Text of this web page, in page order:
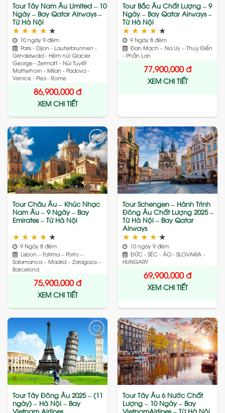
Tour Tây Nam Âu Limited – 10
Ngày – Bay Qatar Airways –
Từ Hà Nội
★ ★ ★ ★ ★
10 ngày 9 đêm
Paris - Dijon - Lauterbrunnen -
Grindelwald - Hẻm núi Glacier
George - Zermatt - Núi Tuyết
Matterhorn - Milan - Padova -
Venice - Pisa - Rome
86,900,000đ
XEM CHI TIẾT
Tour Bắc Âu Chất Lượng – 9
Ngày – Bay Qatar Airways –
Từ Hà Nội
★ ★ ★ ★ ★
9 Ngày 8 đêm
Đan Mạch – Na Uy – Thuỵ Điển
- Phần Lan
77,900,000đ
XEM CHI TIẾT
Add
to
wishlist
Tour Châu Âu – Khúc Nhạc
Nam Âu – 9 Ngày – Bay
Emirates – Từ Hà Nội
★ ★ ★ ★ ★
9 Ngày 8 đêm
Lisbon – Fatima – Porto –
Salamanca – Madrid – Zaragoza –
Barcelona
75,900,000đ
XEM CHI TIẾT
Add
to
wishlist
Tour Schengen – Hành Trình
Đông Âu Chất Lượng 2025 –
Từ Hà Nội – Bay Qatar
Airways
★ ★ ★ ★ ★
10 ngày 9 đêm
ĐỨC - SÉC - ÁO - SLOVAKIA -
HUNGARY
69,900,000đ
XEM CHI TIẾT
Add
to
wishlist
Tour Tây Đông Âu 2025 – (11
ngày) – Hà Nội – Bay
Vietnam Airlines
Add
to
wishlist
Tour Tây Âu 6 Nước Chất
Lượng – 10 Ngày – Bay
VietnamAirlines – Từ Hà Nội